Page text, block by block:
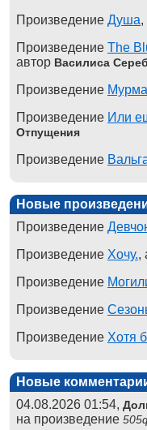
Произведение Душа,
Произведение The
автор Василиса
Произведение
Произведение Или
Отпущения
Произведение
Новые
Произведение
Произведение Хочу.,
Произведение
Произведение
Произведение Хотя
Новые
04.08.2026 01:54,
на произведение